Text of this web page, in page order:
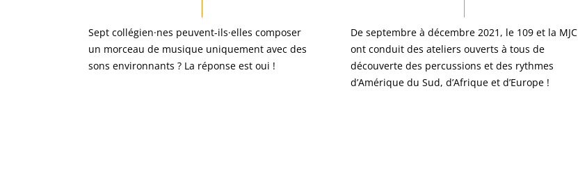
Sept collégien·nes peuvent-ils·elles composer
un morceau de musique uniquement avec des
sons environnants ? La réponse est oui !
De septembre à décembre 2021, le 109 et la MJC
ont conduit des ateliers ouverts à tous de
découverte des percussions et des rythmes
d’Amérique du Sud, d’Afrique et d’Europe !